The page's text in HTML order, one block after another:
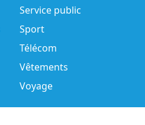
Service public
Sport
Télécom
Vêtements
Voyage